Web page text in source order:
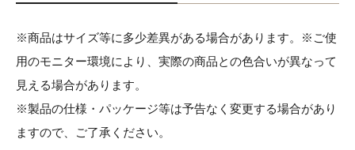
※商品はサイズ等に多少差異がある場合があります。※ご使
用のモニター環境により、実際の商品との色合いが異なって
見える場合があります。
※製品の仕様・パッケージ等は予告なく変更する場合があり
ますので、ご了承ください。